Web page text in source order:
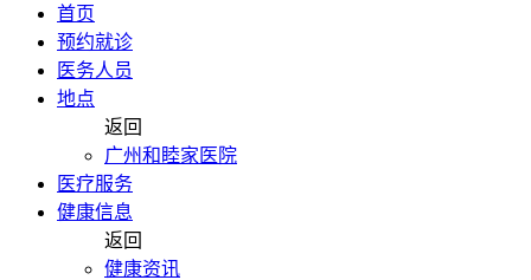
首页
预约就诊
医务人员
地点
返回
广州和睦家医院
医疗服务
健康信息
返回
健康资讯